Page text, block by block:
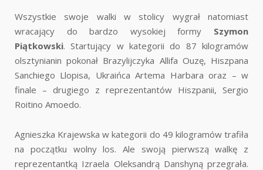
Wszystkie swoje walki w stolicy wygrał natomiast
wracający do bardzo wysokiej formy Szymon
Piątkowski. Startujący w kategorii do 87 kilogramów
olsztynianin pokonał Brazylijczyka Allifa Ouzę, Hiszpana
Sanchiego Llopisa, Ukraińca Artema Harbara oraz – w
finale – drugiego z reprezentantów Hiszpanii, Sergio
Roitino Amoedo.
Agnieszka Krajewska w kategorii do 49 kilogramów trafiła
na początku wolny los. Ale swoją pierwszą walkę z
reprezentantką Izraela Oleksandrą Danshyną przegrała.